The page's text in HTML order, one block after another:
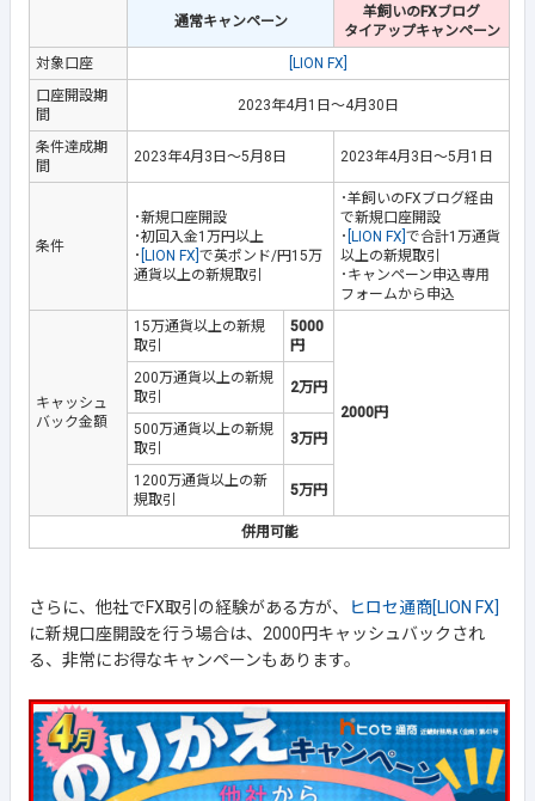
通常キャンペーン
羊飼いのFXブログ
タイアップキャンペーン
対象口座
[LION FX]
口座開設期
間
2023年4月1日～4月30日
条件達成期
間
2023年4月3日～5月8日 2023年4月3日～5月1日
条件
･新規口座開設
･初回入金1万円以上
･ [LION FX] で英ポンド/円15万
通貨以上の新規取引
･羊飼いのFXブログ経由
で新規口座開設
･ [LION FX] で合計1万通貨
以上の新規取引
･キャンペーン申込専用
フォームから申込
キャッシュ
バック金額
15万通貨以上の新規
取引
5000
円
2000円
200万通貨以上の新規
取引
2万円
500万通貨以上の新規
取引
3万円
1200万通貨以上の新
規取引
5万円
併用可能
さらに、他社でFX取引の経験がある方が、
ヒロセ通商[LION FX]
に新規口座開設を行う場合は、2000円キャッシュバックされ
る、非常にお得なキャンペーンもあります。